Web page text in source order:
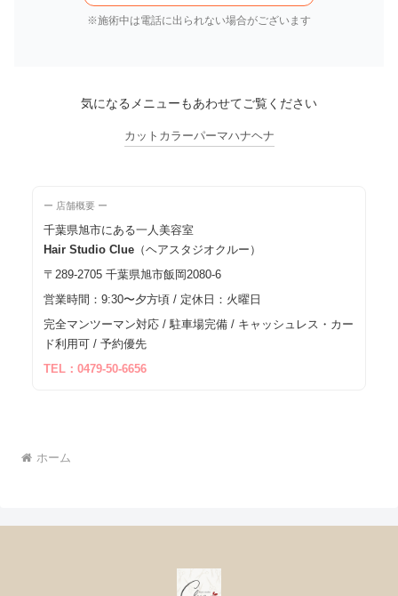
※施術中は電話に出られない場合がございます
気になるメニューもあわせてご覧ください
カット カラーパーマハナヘナ
ー 店舗概要 ー
千葉県旭市にある一人美容室
Hair Studio Clue （ヘアスタジオクルー）
〒289-2705 千葉県旭市飯岡2080-6
営業時間：9:30〜夕方頃 / 定休日：火曜日
完全マンツーマン対応 / 駐車場完備 / キャッシュレス・カー
ド利用可 / 予約優先
TEL：0479-50-6656
ホーム